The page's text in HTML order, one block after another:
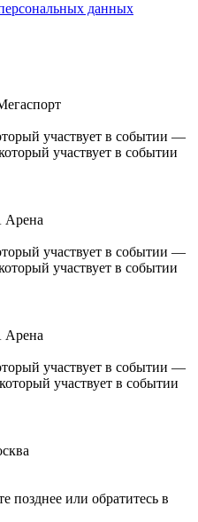
данных
—
—
—
позднее или обратитесь в